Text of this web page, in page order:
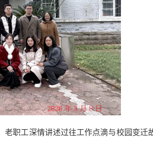
职工深情讲述过往工作点滴与校园变迁